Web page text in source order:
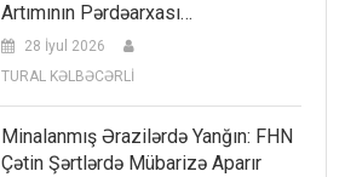
Artımının Pərdəarxası…
28 İyul 2026
TURAL KƏLBƏCƏRLİ
Minalanmış Ərazilərdə Yanğın: FHN
Çətin Şərtlərdə Mübarizə Aparır